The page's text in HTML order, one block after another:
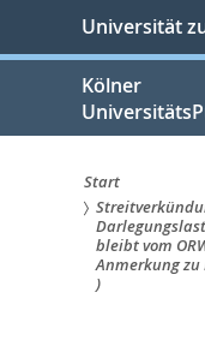
springen
Universität
Kölner
Sie
sind
Start
bleibt vom
Anmerkung zu
)